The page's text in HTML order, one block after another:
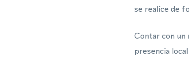
se realice de
Contar con un
presencia